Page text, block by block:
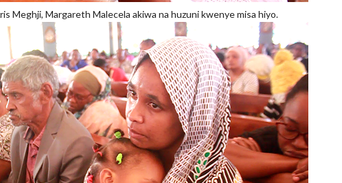
Meghji, Margareth Malecela akiwa na huzuni kwenye misa hiyo.